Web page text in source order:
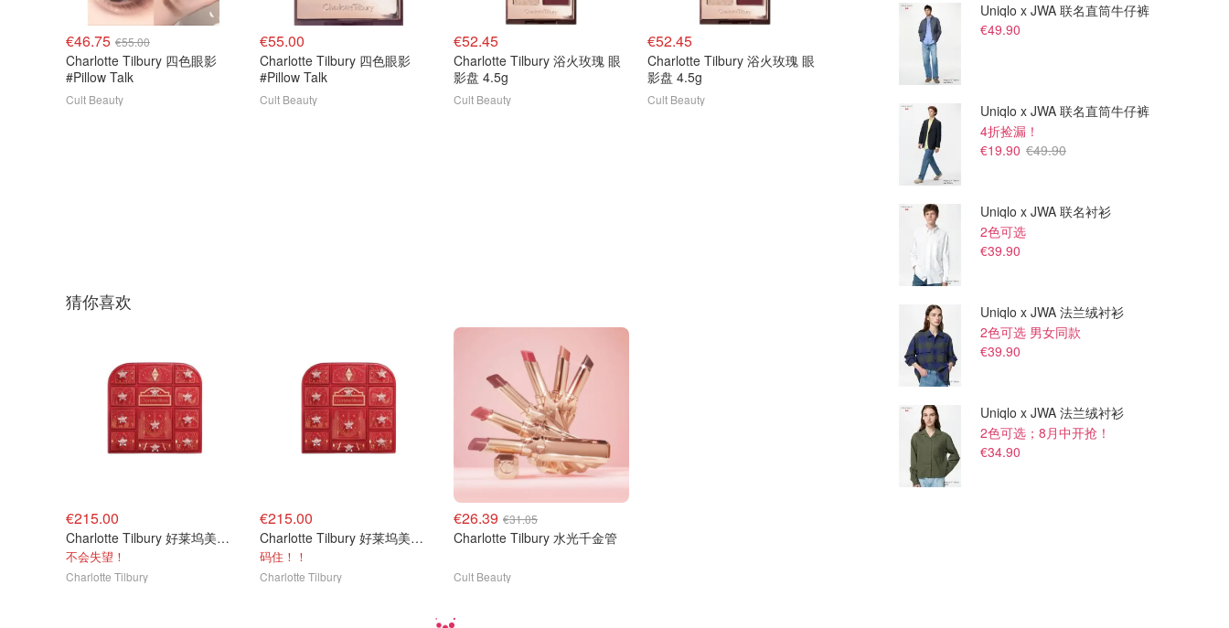
€46.75 €55.00
Charlotte Tilbury 四色眼影
#Pillow Talk
Cult Beauty
€55.00
Charlotte Tilbury 四色眼影
#Pillow Talk
Cult Beauty
€52.45
Charlotte Tilbury 浴火玫瑰 眼
影盘 4.5g
Cult Beauty
€52.45
Charlotte Tilbury 浴火玫瑰 眼
影盘 4.5g
Cult Beauty
Charlotte Tilbury 眼影盘
猜你喜欢
€215.00
Charlotte Tilbury 好莱坞美妆倒数日历礼盒
不会失望！
Charlotte Tilbury
€215.00
Charlotte Tilbury 好莱坞美妆倒数日历礼盒
码住！！
Charlotte Tilbury
€26.39 €31.05
Charlotte Tilbury 水光千金管
Cult Beauty
Uniqlo x JWA 联名直筒牛仔裤
€49.90
Uniqlo x JWA 联名直筒牛仔裤
4折捡漏！
€19.90 €49.90
Uniqlo x JWA 联名衬衫
2色可选
€39.90
Uniqlo x JWA 法兰绒衬衫
2色可选 男女同款
€39.90
Uniqlo x JWA 法兰绒衬衫
2色可选；8月中开抢！
€34.90